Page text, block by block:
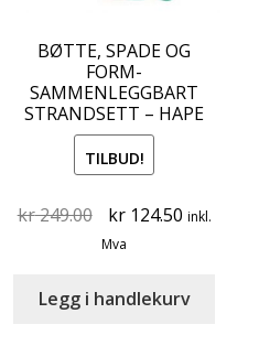
BØTTE, SPADE OG
FORM-
SAMMENLEGGBART
STRANDSETT – HAPE
TILBUD!
kr249.00
Original
price
kr 249.00.
kr124.50Current
kr 124.50.
inkl.
Mva
Legg i handlekurv